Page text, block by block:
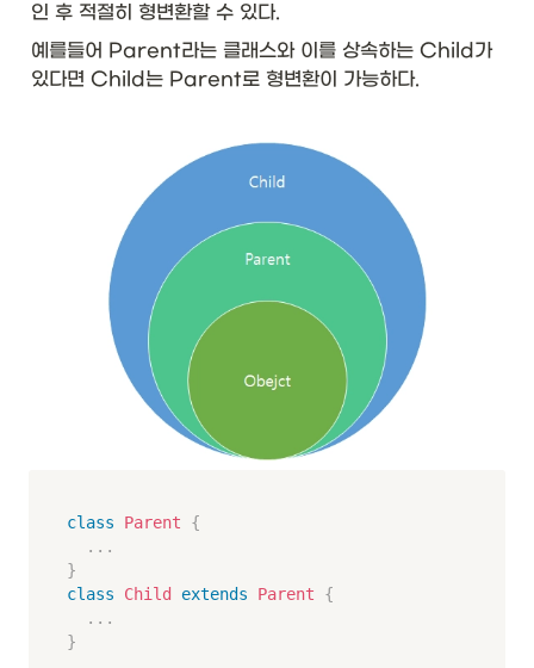
인 후 적절히 형변환할 수 있다.
예를들어 Parent라는 클래스와 이를 상속하는 Child가
있다면 Child는 Parent로 형변환이 가능하다.
class Parent
{
. . .
}
class
Child extends Parent
{
. . .
}